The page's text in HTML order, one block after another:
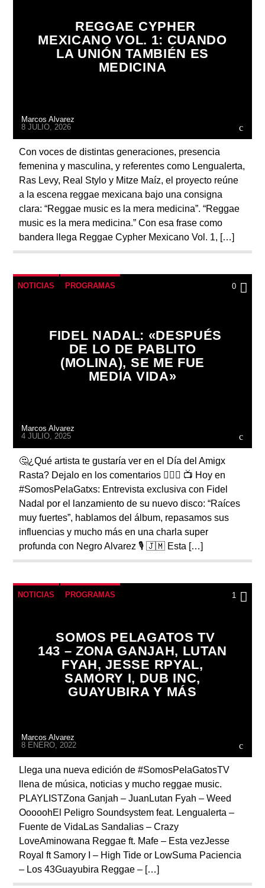
REGGAE CYPHER
MEXICANO VOL. 1: CUANDO
LA UNIÓN TAMBIÉN ES
MEDICINA
Marcos Alvarez
8 JULIO, 2026
Con voces de distintas generaciones, presencia
femenina y masculina, y referentes como Lengualerta,
Ras Levy, Real Stylo y Mitze Maíz, el proyecto reúne
a la escena reggae mexicana bajo una consigna
clara: “Reggae music es la mera medicina”. “Reggae
music es la mera medicina.” Con esa frase como
bandera llega Reggae Cypher Mexicano Vol. 1, […]
NOTICIAS PROGRAMAS 0
FIDEL NADAL: «DESPUÉS
DE LO DE PABLITO
(MOLINA), SE ME FUE
MEDIA VIDA»
Marcos Alvarez
4 JULIO, 2025
🤔¿Qué artista te gustaría ver en el Día del Amigx
Rasta? Dejalo en los comentarios 👇🏼💬 📺 Hoy en
#SomosPelaGatxs: Entrevista exclusiva con Fidel
Nadal por el lanzamiento de su nuevo disco: “Raíces
muy fuertes”, hablamos del álbum, repasamos sus
influencias y mucho más en una charla super
profunda con Negro Alvarez 🎙️ 🇯🇲 Esta […]
NOTICIAS PROGRAMAS 1
SOMOS PELAGATOS TV
143 – ZONA GANJAH, LUTAN
FYAH, JESSE RPYAL,
SAMORY I, DUB INC,
GUAYUBIRA Y MÁS
Marcos Alvarez
8 ENERO, 2022
Llega una nueva edición de #SomosPelaGatosTV
llena de música, noticias y mucho reggae music.
PLAYLISTZona Ganjah – JuanLutan Fyah – Weed
OoooohEl Peligro Soundsystem feat. Lengualerta –
Fuente de VidaLas Sandalias – Crazy
LoveAminowana Reggae ft. Mafe – Esta vezJesse
Royal ft Samory I – High Tide or LowSuma Paciencia
– Los 43Guayubira Reggae – […]